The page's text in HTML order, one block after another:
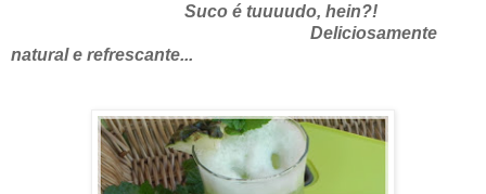
Suco é tuuuudo, hein?!
Deliciosamente
natural e refrescante...